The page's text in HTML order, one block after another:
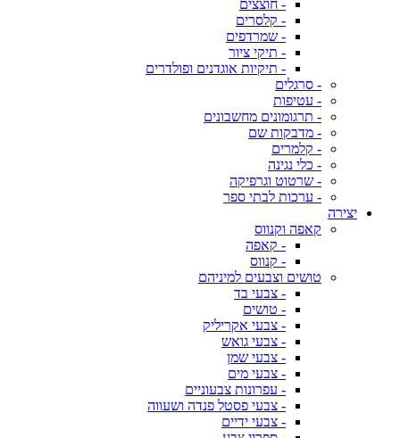
- חוצצים
- קלסרים
- שמרדפים
- תיקי ציור
- תיקיות אוגדנים ופולדרים
- סרגלים
- עטיפות
- תרגומונים מחשבונים
- מדבקות שם
- קלמרים
- כלי נגינה
- שרטוט וגרפיקה
- ערכות לבתי ספר
יצירה
קאפה וקנווס
- קאפה
- קנווס
טושים וצבעים למיניהם
- צבעי בד
- טושים
- צבעי אקריליק
- צבעי גואש
- צבעי שמן
- צבעי מים
- עפרונות צבעוניים
- צבעי פסטל פנדה ושעווה
- צבעי ידיים